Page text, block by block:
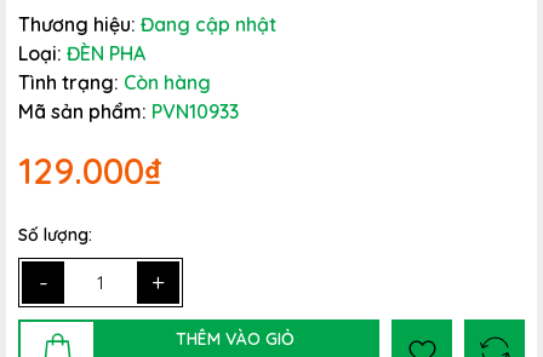
Thương hiệu: Đang cập nhật
Loại: ĐÈN PHA
Tình trạng: Còn hàng
Mã sản phẩm: PVN10933
129.000₫
Số lượng:
- +
THÊM VÀO GIỎ